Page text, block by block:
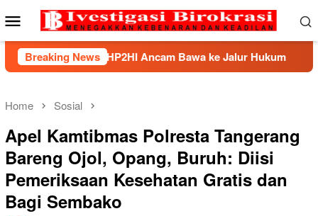
to
Mobile
Menu
Breaking News
BHP2HI Ancam Bawa ke Jalur Hukum Kemnaker
Home Sosial
Apel Kamtibmas Polresta Tangerang
Bareng Ojol, Opang, Buruh: Diisi
Pemeriksaan Kesehatan Gratis dan
Bagi Sembako